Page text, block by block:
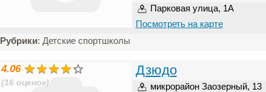
Парковая улица, 1А
Посмотреть на карте
Рубрики: Детские спортшколы
4.06
(16 оценок)
Дзюдо
микрорайон Заозерный, 13